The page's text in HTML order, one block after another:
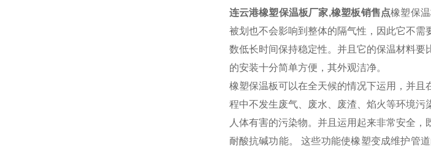
连云港橡塑保温板厂家,橡塑板销售点橡塑保
被划也不会影响到整体的隔气性，因此它不
数低长时间保持稳定性。并且它的保温材料
的安装十分简单方便，其外观洁净。
橡塑保温板可以在全天候的情况下运用，并
程中不发生废气、废水、废渣、焰火等环境
人体有害的污染物。并且运用起来非常安全
耐酸抗碱功能。 这些功能使橡塑变成维护管